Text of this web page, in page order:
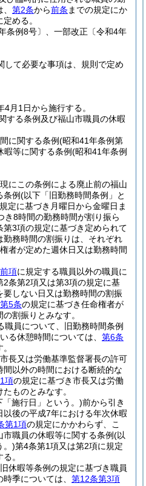
第2条から前条 までの規定にか
める。
条例8号〕、一部改正〔令和4年
して必要な事項は、規則で定め
月1日から施行する。
する条例及び福山市職員の休暇
に関する条例(昭和41年条例第
暇等に関する条例(昭和41年条例
にこの条例による廃止前の福山
条例(以下「旧勤務時間条例」と
定に基づき月曜日から金曜日ま
き8時間の勤務時間が割り振ら
3項の規定に基づき定められて
勤務時間の割振りは、それぞれ
者が定めた週休日又は勤務時間
前項に規定する職員以外の職員に
条第2項又は第3項の規定に基
しない日又は勤務時間の割振
第5条の規定に基づき任命権者が
割振りとみなす。
職員について、旧勤務時間条例
る休憩時間については、 第6条
長又は労働基準監督署長の許可
以外の時間における断続的な
項の規定に基づき市長又は労働
ものとみなす。
「施行日」という。)前から引き
後の平成7年における年次休暇
第1項の規定にかかわらず、こ
職員の休暇等に関する条例(以
。)第4条第1項又は第2項に規定
。
休暇等条例の規定に基づき職員
季については、 第12条第3項